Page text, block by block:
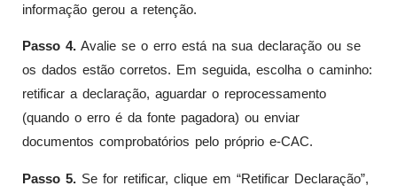
informação gerou a retenção.
Passo 4. Avalie se o erro está na sua declaração ou se
os dados estão corretos. Em seguida, escolha o caminho:
retificar a declaração, aguardar o reprocessamento
(quando o erro é da fonte pagadora) ou enviar
documentos comprobatórios pelo próprio e-CAC.
Passo 5. Se for retificar, clique em “Retificar Declaração”,